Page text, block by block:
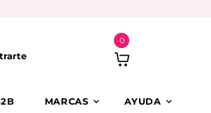
0
MARCAS AYUDA